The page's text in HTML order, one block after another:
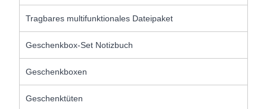
Tragbares multifunktionales Dateipaket
Geschenkbox-Set Notizbuch
Geschenkboxen
Geschenktüten